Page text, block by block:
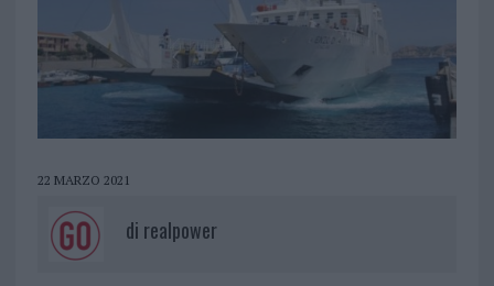
22 MARZO 2021
di realpower